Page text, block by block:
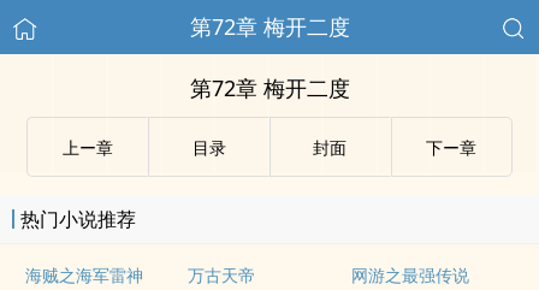
第72章 梅开二度
第72章 梅开二度
上ー章 目录 封面 下ー章
热门小说推荐
海贼之海军雷神 万古天帝
网游之最强传说